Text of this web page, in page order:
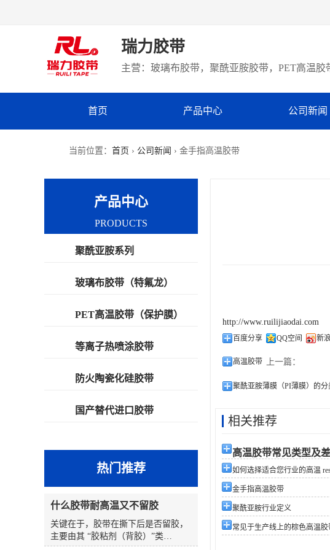
瑞力胶带
主营：玻璃布胶带，聚酰亚胺胶带，PET高温胶
首页 产品中心 公司新闻
当前位置： 首页 › 公司新闻 › 金手指高温胶带
http://www.ruilijiaodai.com
百度分享 QQ空间 新
上一篇：
高温胶带
聚酰亚胺薄膜（PI薄膜）的分
相关推荐
高温胶带常见类型及
如何选择适合您行业的高温
金手指高温胶带
聚酰亚胺行业定义
常见于生产线上的棕色高温胶
产品中心
PRODUCTS
聚酰亚胺系列
玻璃布胶带（特氟龙）
PET高温胶带（保护膜）
等离子热喷涂胶带
防火陶瓷化硅胶带
国产替代进口胶带
热门推荐
什么胶带耐高温又不留胶
关键在于，胶带在撕下后是否留胶，
主要由其 “胶粘剂（背胶）”类